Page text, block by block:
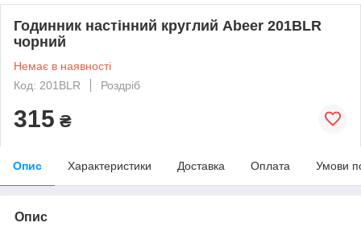
Годинник настінний круглий Abeer 201BLR
чорний
Немає в наявності
Код: 201BLR
Роздріб
315 ₴
Опис Характеристики Доставка Оплата Умови
Опис